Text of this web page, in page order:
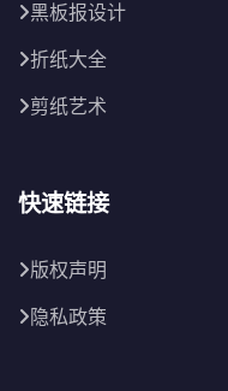
黑板报设计
折纸大全
剪纸艺术
快速链接
版权声明
隐私政策